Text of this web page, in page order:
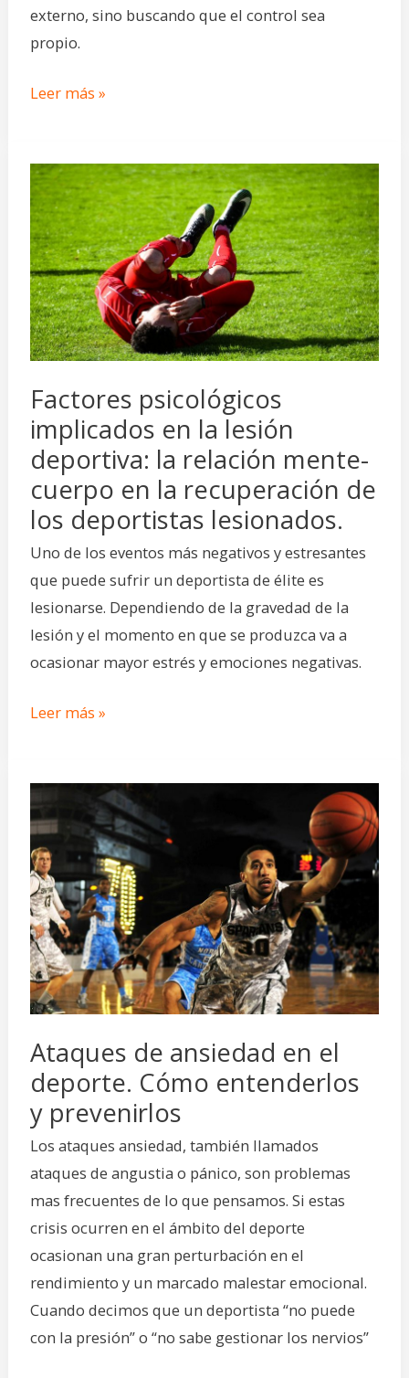
externo, sino buscando que el control sea
propio.
Leer más »
Factores psicológicos
implicados en la lesión
deportiva: la relación mente-
cuerpo en la recuperación de
los deportistas lesionados.
Uno de los eventos más negativos y estresantes
que puede sufrir un deportista de élite es
lesionarse. Dependiendo de la gravedad de la
lesión y el momento en que se produzca va a
ocasionar mayor estrés y emociones negativas.
Factores
psicológicos
implicados
en
la
lesión
deportiva:
la
relación
mente-
cuerpo
la
recuperación
de
los
deportistas
lesionados.
Leer más »
Ataques de ansiedad en el
deporte. Cómo entenderlos
y prevenirlos
Los ataques ansiedad, también llamados
ataques de angustia o pánico, son problemas
mas frecuentes de lo que pensamos. Si estas
crisis ocurren en el ámbito del deporte
ocasionan una gran perturbación en el
rendimiento y un marcado malestar emocional.
Cuando decimos que un deportista “no puede
con la presión” o “no sabe gestionar los nervios”
Ataques
de
ansiedad
en
el
deporte.
Cómo
entenderlos
y
prevenirlos